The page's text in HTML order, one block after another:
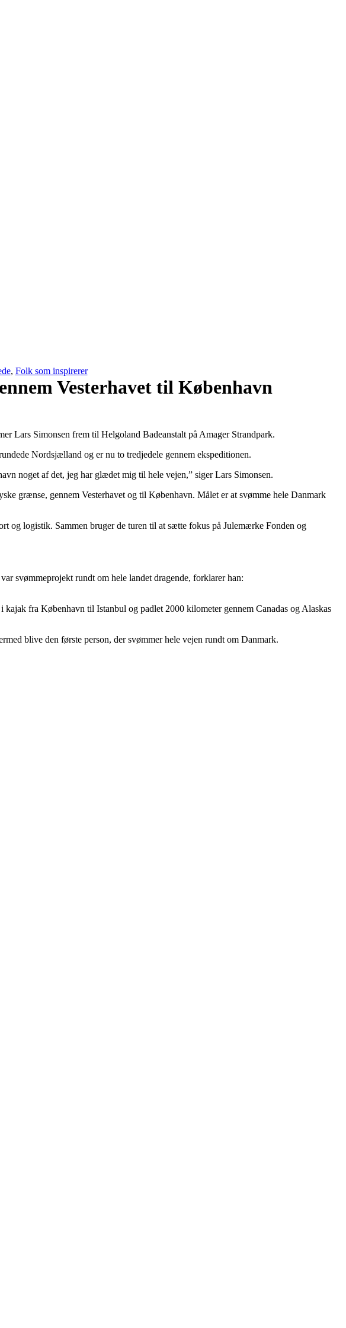
, Folk som inspirerer
Vesterhavet til København
Lars Simonsen frem til Helgoland Badeanstalt på Amager Strandpark.
Nordsjælland og er nu to tredjedele gennem ekspeditionen.
noget af det, jeg har glædet mig til hele vejen,” siger Lars Simonsen.
grænse, gennem Vesterhavet og til København. Målet er at svømme hele Danmark
og logistik. Sammen bruger de turen til at sætte fokus på Julemærke Fonden og
svømmeprojekt rundt om hele landet dragende, forklarer han:
fra København til Istanbul og padlet 2000 kilometer gennem Canadas og Alaskas
blive den første person, der svømmer hele vejen rundt om Danmark.